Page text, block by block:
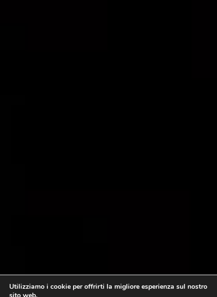
Utilizziamo i cookie per offrirti la migliore esperienza sul nostro